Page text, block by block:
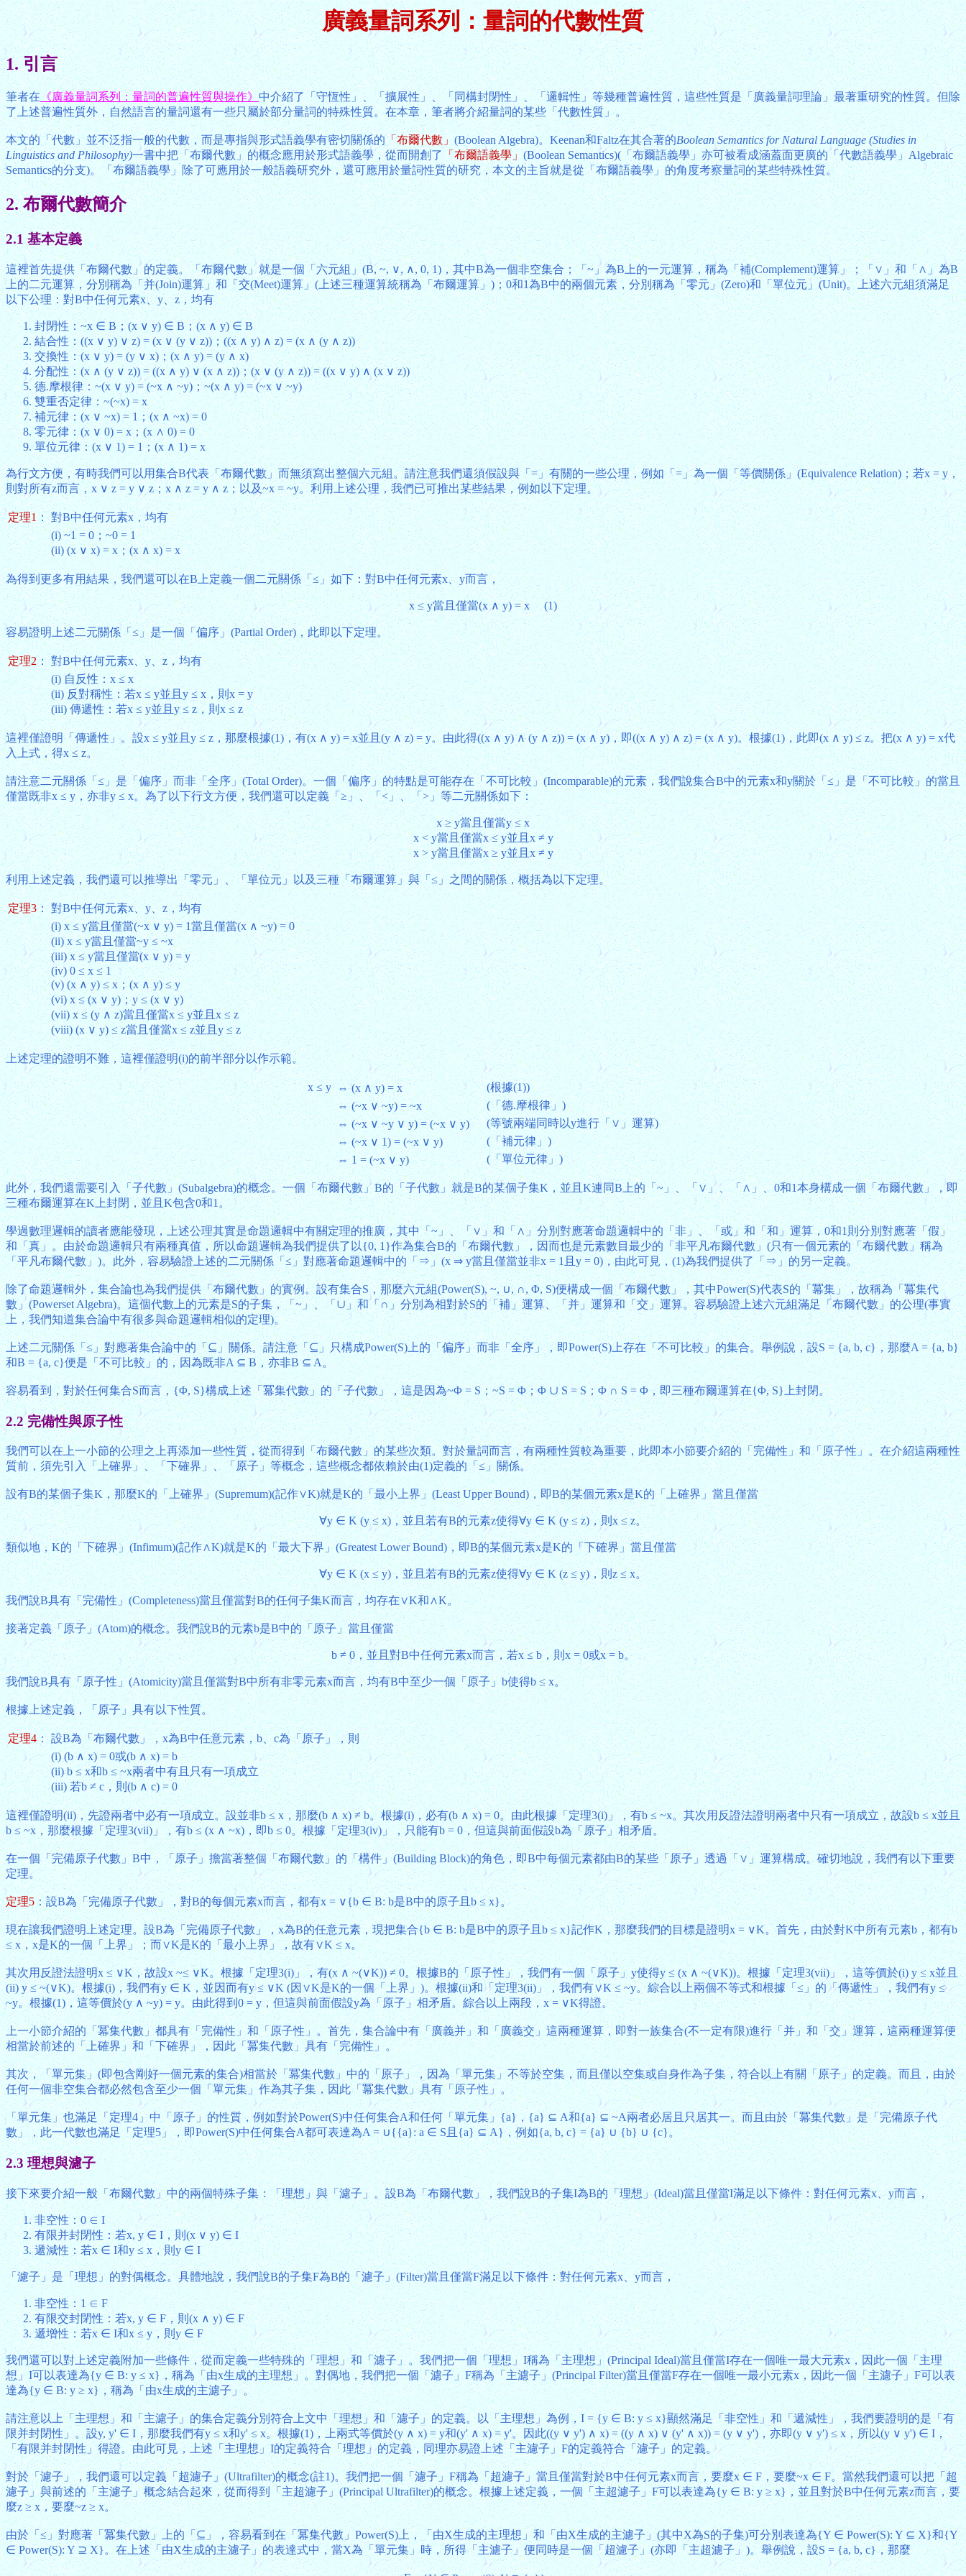
廣義量詞系列：量詞的代數性質
1. 引言
筆者在《廣義量詞系列：量詞的普遍性質與操作》中介紹了「守恆性」、「擴展性」、「同構封閉性」、「邏輯性」等幾種普遍性質，這些性質是「廣義量詞理論」最著重研究的性質。但除
了上述普遍性質外，自然語言的量詞還有一些只屬於部分量詞的特殊性質。在本章，筆者將介紹量詞的某些「代數性質」。
本文的「代數」並不泛指一般的代數，而是專指與形式語義學有密切關係的「布爾代數」(Boolean Algebra)。Keenan和Faltz在其合著的Boolean Semantics for Natural Language (Studies in
Linguistics and Philosophy)一書中把「布爾代數」的概念應用於形式語義學，從而開創了「布爾語義學」(Boolean Semantics)(「布爾語義學」亦可被看成涵蓋面更廣的「代數語義學」Algebraic
Semantics的分支)。「布爾語義學」除了可應用於一般語義研究外，還可應用於量詞性質的研究，本文的主旨就是從「布爾語義學」的角度考察量詞的某些特殊性質。
2. 布爾代數簡介
2.1 基本定義
這裡首先提供「布爾代數」的定義。「布爾代數」就是一個「六元組」(B, ~, ∨, ∧, 0, 1)，其中B為一個非空集合；「~」為B上的一元運算，稱為「補(Complement)運算」；「∨」和「∧」為B
上的二元運算，分別稱為「并(Join)運算」和「交(Meet)運算」(上述三種運算統稱為「布爾運算」)；0和1為B中的兩個元素，分別稱為「零元」(Zero)和「單位元」(Unit)。上述六元組須滿足
以下公理：對B中任何元素x、y、z，均有
封閉性：~x ∈ B；(x ∨ y) ∈ B；(x ∧ y) ∈ B
結合性：((x ∨ y) ∨ z) = (x ∨ (y ∨ z))；((x ∧ y) ∧ z) = (x ∧ (y ∧ z))
交換性：(x ∨ y) = (y ∨ x)；(x ∧ y) = (y ∧ x)
分配性：(x ∧ (y ∨ z)) = ((x ∧ y) ∨ (x ∧ z))；(x ∨ (y ∧ z)) = ((x ∨ y) ∧ (x ∨ z))
德.摩根律：~(x ∨ y) = (~x ∧ ~y)；~(x ∧ y) = (~x ∨ ~y)
雙重否定律：~(~x) = x
補元律：(x ∨ ~x) = 1；(x ∧ ~x) = 0
零元律：(x ∨ 0) = x；(x ∧ 0) = 0
單位元律：(x ∨ 1) = 1；(x ∧ 1) = x
為行文方便，有時我們可以用集合B代表「布爾代數」而無須寫出整個六元組。請注意我們還須假設與「=」有關的一些公理，例如「=」為一個「等價關係」(Equivalence Relation)；若x = y，
則對所有z而言，x ∨ z = y ∨ z；x ∧ z = y ∧ z；以及~x = ~y。利用上述公理，我們已可推出某些結果，例如以下定理。
定理1： 對B中任何元素x，均有
(i) ~1 = 0；~0 = 1
(ii) (x ∨ x) = x；(x ∧ x) = x
為得到更多有用結果，我們還可以在B上定義一個二元關係「≤」如下：對B中任何元素x、y而言，
x ≤ y當且僅當(x ∧ y) = x (1)
容易證明上述二元關係「≤」是一個「偏序」(Partial Order)，此即以下定理。
定理2： 對B中任何元素x、y、z，均有
(i) 自反性：x ≤ x
(ii) 反對稱性：若x ≤ y並且y ≤ x，則x = y
(iii) 傳遞性：若x ≤ y並且y ≤ z，則x ≤ z
這裡僅證明「傳遞性」。設x ≤ y並且y ≤ z，那麼根據(1)，有(x ∧ y) = x並且(y ∧ z) = y。由此得((x ∧ y) ∧ (y ∧ z)) = (x ∧ y)，即((x ∧ y) ∧ z) = (x ∧ y)。根據(1)，此即(x ∧ y) ≤ z。把(x ∧ y) = x代
入上式，得x ≤ z。
請注意二元關係「≤」是「偏序」而非「全序」(Total Order)。一個「偏序」的特點是可能存在「不可比較」(Incomparable)的元素，我們說集合B中的元素x和y關於「≤」是「不可比較」的當且
僅當既非x ≤ y，亦非y ≤ x。為了以下行文方便，我們還可以定義「≥」、「<」、「>」等二元關係如下：
x ≥ y當且僅當y ≤ x
x < y當且僅當x ≤ y並且x ≠ y
x > y當且僅當x ≥ y並且x ≠ y
利用上述定義，我們還可以推導出「零元」、「單位元」以及三種「布爾運算」與「≤」之間的關係，概括為以下定理。
定理3： 對B中任何元素x、y、z，均有
(i) x ≤ y當且僅當(~x ∨ y) = 1當且僅當(x ∧ ~y) = 0
(ii) x ≤ y當且僅當~y ≤ ~x
(iii) x ≤ y當且僅當(x ∨ y) = y
(iv) 0 ≤ x ≤ 1
(v) (x ∧ y) ≤ x；(x ∧ y) ≤ y
(vi) x ≤ (x ∨ y)；y ≤ (x ∨ y)
(vii) x ≤ (y ∧ z)當且僅當x ≤ y並且x ≤ z
(viii) (x ∨ y) ≤ z當且僅當x ≤ z並且y ≤ z
上述定理的證明不難，這裡僅證明(i)的前半部分以作示範。
x ≤ y ⇔ (x ∧ y) = x
(根據(1))
⇔ (~x ∨ ~y) = ~x
(「德.摩根律」)
⇔ (~x ∨ ~y ∨ y) = (~x ∨ y) (等號兩端同時以y進行「∨」運算)
⇔ (~x ∨ 1) = (~x ∨ y)
(「補元律」)
⇔ 1 = (~x ∨ y)
(「單位元律」)
此外，我們還需要引入「子代數」(Subalgebra)的概念。一個「布爾代數」B的「子代數」就是B的某個子集K，並且K連同B上的「~」、「∨」、「∧」、0和1本身構成一個「布爾代數」，即
三種布爾運算在K上封閉，並且K包含0和1。
學過數理邏輯的讀者應能發現，上述公理其實是命題邏輯中有關定理的推廣，其中「~」、「∨」和「∧」分別對應著命題邏輯中的「非」、「或」和「和」運算，0和1則分別對應著「假」
和「真」。由於命題邏輯只有兩種真值，所以命題邏輯為我們提供了以{0, 1}作為集合B的「布爾代數」，因而也是元素數目最少的「非平凡布爾代數」(只有一個元素的「布爾代數」稱為
「平凡布爾代數」)。此外，容易驗證上述的二元關係「≤」對應著命題邏輯中的「⇒」(x ⇒ y當且僅當並非x = 1且y = 0)，由此可見，(1)為我們提供了「⇒」的另一定義。
除了命題邏輯外，集合論也為我們提供「布爾代數」的實例。設有集合S，那麼六元組(Power(S), ~, ∪, ∩, Φ, S)便構成一個「布爾代數」，其中Power(S)代表S的「冪集」，故稱為「冪集代
數」(Powerset Algebra)。這個代數上的元素是S的子集，「~」、「∪」和「∩」分別為相對於S的「補」運算、「并」運算和「交」運算。容易驗證上述六元組滿足「布爾代數」的公理(事實
上，我們知道集合論中有很多與命題邏輯相似的定理)。
上述二元關係「≤」對應著集合論中的「⊆」關係。請注意「⊆」只構成Power(S)上的「偏序」而非「全序」，即Power(S)上存在「不可比較」的集合。舉例說，設S = {a, b, c}，那麼A = {a, b}
和B = {a, c}便是「不可比較」的，因為既非A ⊆ B，亦非B ⊆ A。
容易看到，對於任何集合S而言，{Φ, S}構成上述「冪集代數」的「子代數」，這是因為~Φ = S；~S = Φ；Φ ∪ S = S；Φ ∩ S = Φ，即三種布爾運算在{Φ, S}上封閉。
2.2 完備性與原子性
我們可以在上一小節的公理之上再添加一些性質，從而得到「布爾代數」的某些次類。對於量詞而言，有兩種性質較為重要，此即本小節要介紹的「完備性」和「原子性」。在介紹這兩種性
質前，須先引入「上確界」、「下確界」、「原子」等概念，這些概念都依賴於由(1)定義的「≤」關係。
設有B的某個子集K，那麼K的「上確界」(Supremum)(記作∨K)就是K的「最小上界」(Least Upper Bound)，即B的某個元素x是K的「上確界」當且僅當
∀y ∈ K (y ≤ x)，並且若有B的元素z使得∀y ∈ K (y ≤ z)，則x ≤ z。
類似地，K的「下確界」(Infimum)(記作∧K)就是K的「最大下界」(Greatest Lower Bound)，即B的某個元素x是K的「下確界」當且僅當
∀y ∈ K (x ≤ y)，並且若有B的元素z使得∀y ∈ K (z ≤ y)，則z ≤ x。
我們說B具有「完備性」(Completeness)當且僅當對B的任何子集K而言，均存在∨K和∧K。
接著定義「原子」(Atom)的概念。我們說B的元素b是B中的「原子」當且僅當
b ≠ 0，並且對B中任何元素x而言，若x ≤ b，則x = 0或x = b。
我們說B具有「原子性」(Atomicity)當且僅當對B中所有非零元素x而言，均有B中至少一個「原子」b使得b ≤ x。
根據上述定義，「原子」具有以下性質。
定理4： 設B為「布爾代數」，x為B中任意元素，b、c為「原子」，則
(i) (b ∧ x) = 0或(b ∧ x) = b
(ii) b ≤ x和b ≤ ~x兩者中有且只有一項成立
(iii) 若b ≠ c，則(b ∧ c) = 0
這裡僅證明(ii)，先證兩者中必有一項成立。設並非b ≤ x，那麼(b ∧ x) ≠ b。根據(i)，必有(b ∧ x) = 0。由此根據「定理3(i)」，有b ≤ ~x。其次用反證法證明兩者中只有一項成立，故設b ≤ x並且
b ≤ ~x，那麼根據「定理3(vii)」，有b ≤ (x ∧ ~x)，即b ≤ 0。根據「定理3(iv)」，只能有b = 0，但這與前面假設b為「原子」相矛盾。
在一個「完備原子代數」B中，「原子」擔當著整個「布爾代數」的「構件」(Building Block)的角色，即B中每個元素都由B的某些「原子」透過「∨」運算構成。確切地說，我們有以下重要
定理。
定理5：設B為「完備原子代數」，對B的每個元素x而言，都有x = ∨{b ∈ B: b是B中的原子且b ≤ x}。
現在讓我們證明上述定理。設B為「完備原子代數」，x為B的任意元素，現把集合{b ∈ B: b是B中的原子且b ≤ x}記作K，那麼我們的目標是證明x = ∨K。首先，由於對K中所有元素b，都有b
≤ x，x是K的一個「上界」；而∨K是K的「最小上界」，故有∨K ≤ x。
其次用反證法證明x ≤ ∨K，故設x ~≤ ∨K。根據「定理3(i)」，有(x ∧ ~(∨K)) ≠ 0。根據B的「原子性」，我們有一個「原子」y使得y ≤ (x ∧ ~(∨K))。根據「定理3(vii)」，這等價於(i) y ≤ x並且
(ii) y ≤ ~(∨K)。根據(i)，我們有y ∈ K，並因而有y ≤ ∨K (因∨K是K的一個「上界」)。根據(ii)和「定理3(ii)」，我們有∨K ≤ ~y。綜合以上兩個不等式和根據「≤」的「傳遞性」，我們有y ≤
~y。根據(1)，這等價於(y ∧ ~y) = y。由此得到0 = y，但這與前面假設y為「原子」相矛盾。綜合以上兩段，x = ∨K得證。
上一小節介紹的「冪集代數」都具有「完備性」和「原子性」。首先，集合論中有「廣義并」和「廣義交」這兩種運算，即對一族集合(不一定有限)進行「并」和「交」運算，這兩種運算便
相當於前述的「上確界」和「下確界」，因此「冪集代數」具有「完備性」。
其次，「單元集」(即包含剛好一個元素的集合)相當於「冪集代數」中的「原子」，因為「單元集」不等於空集，而且僅以空集或自身作為子集，符合以上有關「原子」的定義。而且，由於
任何一個非空集合都必然包含至少一個「單元集」作為其子集，因此「冪集代數」具有「原子性」。
「單元集」也滿足「定理4」中「原子」的性質，例如對於Power(S)中任何集合A和任何「單元集」{a}，{a} ⊆ A和{a} ⊆ ~A兩者必居且只居其一。而且由於「冪集代數」是「完備原子代
數」，此一代數也滿足「定理5」，即Power(S)中任何集合A都可表達為A = ∪{{a}: a ∈ S且{a} ⊆ A}，例如{a, b, c} = {a} ∪ {b} ∪ {c}。
2.3 理想與濾子
接下來要介紹一般「布爾代數」中的兩個特殊子集：「理想」與「濾子」。設B為「布爾代數」，我們說B的子集I為B的「理想」(Ideal)當且僅當I滿足以下條件：對任何元素x、y而言，
非空性：0 ∈ I
有限并封閉性：若x, y ∈ I，則(x ∨ y) ∈ I
遞減性：若x ∈ I和y ≤ x，則y ∈ I
「濾子」是「理想」的對偶概念。具體地說，我們說B的子集F為B的「濾子」(Filter)當且僅當F滿足以下條件：對任何元素x、y而言，
非空性：1 ∈ F
有限交封閉性：若x, y ∈ F，則(x ∧ y) ∈ F
遞增性：若x ∈ I和x ≤ y，則y ∈ F
我們還可以對上述定義附加一些條件，從而定義一些特殊的「理想」和「濾子」。我們把一個「理想」I稱為「主理想」(Principal Ideal)當且僅當I存在一個唯一最大元素x，因此一個「主理
想」I可以表達為{y ∈ B: y ≤ x}，稱為「由x生成的主理想」。對偶地，我們把一個「濾子」F稱為「主濾子」(Principal Filter)當且僅當F存在一個唯一最小元素x，因此一個「主濾子」F可以表
達為{y ∈ B: y ≥ x}，稱為「由x生成的主濾子」。
請注意以上「主理想」和「主濾子」的集合定義分別符合上文中「理想」和「濾子」的定義。以「主理想」為例，I = {y ∈ B: y ≤ x}顯然滿足「非空性」和「遞減性」，我們要證明的是「有
限并封閉性」。設y, y' ∈ I，那麼我們有y ≤ x和y' ≤ x。根據(1)，上兩式等價於(y ∧ x) = y和(y' ∧ x) = y'。因此((y ∨ y') ∧ x) = ((y ∧ x) ∨ (y' ∧ x)) = (y ∨ y')，亦即(y ∨ y') ≤ x，所以(y ∨ y') ∈ I，
「有限并封閉性」得證。由此可見，上述「主理想」I的定義符合「理想」的定義，同理亦易證上述「主濾子」F的定義符合「濾子」的定義。
對於「濾子」，我們還可以定義「超濾子」(Ultrafilter)的概念(註1)。我們把一個「濾子」F稱為「超濾子」當且僅當對於B中任何元素x而言，要麼x ∈ F，要麼~x ∈ F。當然我們還可以把「超
濾子」與前述的「主濾子」概念結合起來，從而得到「主超濾子」(Principal Ultrafilter)的概念。根據上述定義，一個「主超濾子」F可以表達為{y ∈ B: y ≥ x}，並且對於B中任何元素z而言，要
麼z ≥ x，要麼~z ≥ x。
由於「≤」對應著「冪集代數」上的「⊆」，容易看到在「冪集代數」Power(S)上，「由X生成的主理想」和「由X生成的主濾子」(其中X為S的子集)可分別表達為{Y ∈ Power(S): Y ⊆ X}和{Y
∈ Power(S): Y ⊇ X}。在上述「由X生成的主濾子」的表達式中，當X為「單元集」時，所得「主濾子」便同時是一個「超濾子」(亦即「主超濾子」)。舉例說，設S = {a, b, c}，那麼